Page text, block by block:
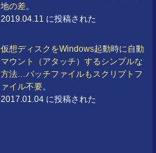
地の差。
2019.04.11 に投稿された
仮想ディスクをWindows起動時に自動
マウント（アタッチ）するシンプルな
方法…バッチファイルもスクリプトフ
ァイル不要。
2017.01.04 に投稿された